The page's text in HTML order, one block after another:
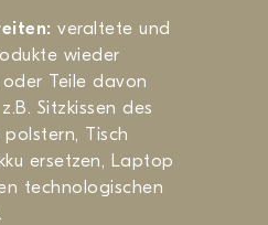
veraltete und
wieder
Teile davon
Sitzkissen des
polstern, Tisch
ersetzen, Laptop
technologischen